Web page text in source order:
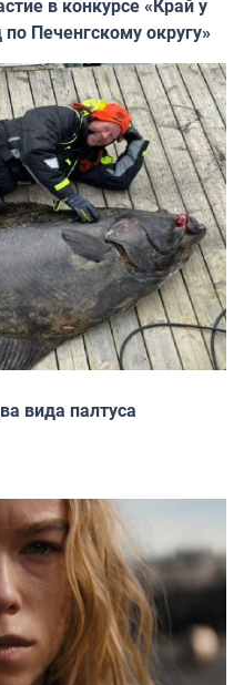
в конкурсе «Край у
Печенгскому округу»
вида палтуса